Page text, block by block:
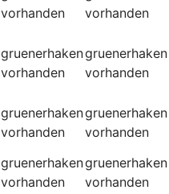
vorhanden
vorhanden
gruenerhaken
vorhanden
gruenerhaken
vorhanden
gruenerhaken
vorhanden
gruenerhaken
vorhanden
gruenerhaken
vorhanden
gruenerhaken
vorhanden